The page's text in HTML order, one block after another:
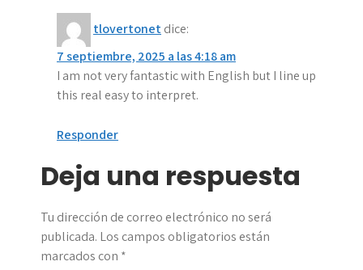
tlovertonetdice:
7 septiembre, 2025 a las 4:18 am
I am not very fantastic with English but I line up
this real easy to interpret.
Responder
Deja una respuesta
Tu dirección de correo electrónico no será
publicada. Los campos obligatorios están
marcados con *